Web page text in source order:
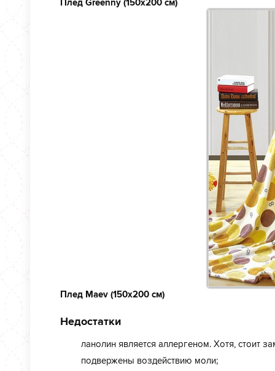
Плед Greenny (150х200 см)
Плед Maev (150х200 см)
Недостатки
ланолин является аллергеном. Хотя, стоит
подвержены воздействию моли;